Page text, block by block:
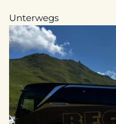
Unterwegs